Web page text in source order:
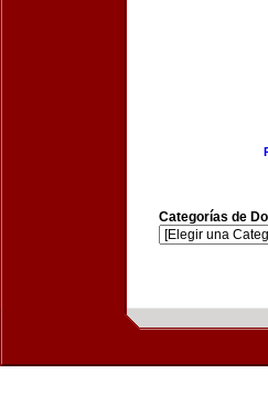
Categorías de